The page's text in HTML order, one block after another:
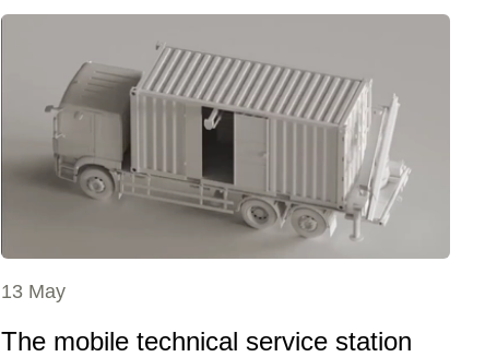
13 May
The mobile technical service station